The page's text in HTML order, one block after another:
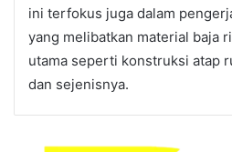
ini terfokus juga dalam
yang melibatkan material baja
utama seperti konstruksi atap
dan sejenisnya.